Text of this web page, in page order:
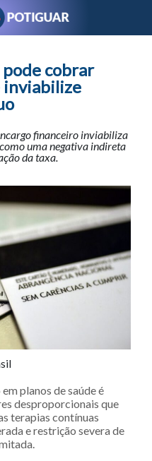
pode cobrar
inviabilize
financeiro inviabiliza
uma negativa indireta
da taxa.
planos de saúde é
desproporcionais que
terapias contínuas
e restrição severa de